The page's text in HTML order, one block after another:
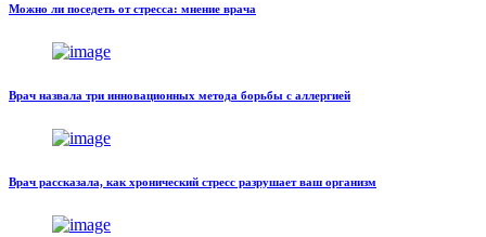
Можно ли поседеть от стресса: мнение врача
Врач назвала три инновационных метода борьбы с аллергией
Врач рассказала, как хронический стресс разрушает ваш организм